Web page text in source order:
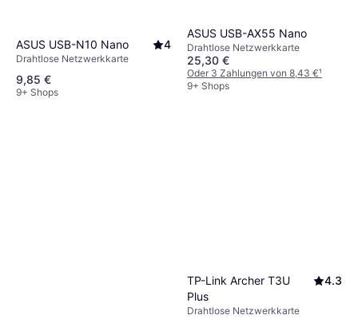
ASUS USB-N10 Nano 4
Drahtlose Netzwerkkarte
9,85 €
9+ Shops
ASUS USB-AX55 Nano
Drahtlose Netzwerkkarte
25,30 €
Oder 3 Zahlungen von 8,43 €¹
9+ Shops
TP-Link Archer T3U
Plus
4.3
Drahtlose Netzwerkkarte